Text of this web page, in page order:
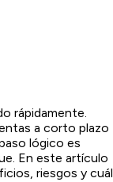
rápidamente.
a corto plazo
lógico es
En este artículo
riesgos y cuál